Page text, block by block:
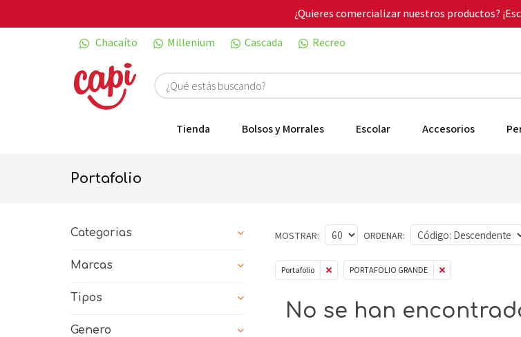
¿Quieres comercializar nuestros productos?
Chacaíto
Millenium Cascada Recreo
Tienda Bolsos y Morrales Escolar Accesorios
portafolio
MOSTRAR: ORDENAR:
Portafolio PORTAFOLIO GRANDE
No se han
Categorias
Marcas
Tipos
Genero